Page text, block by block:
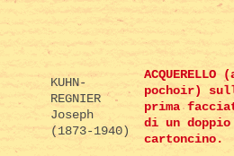
KUHN-
REGNIER
Joseph
(1873-1940)
ACQUERELLO
pochoir)
prima
di un doppio
cartoncino.